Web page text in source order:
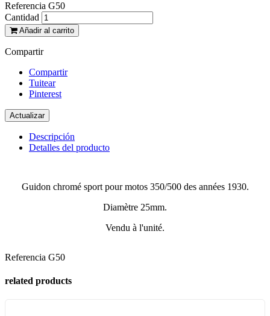
Referencia G50
Cantidad
Añadir al carrito
Compartir
Compartir
Tuitear
Pinterest
Descripción
Detalles del producto
Guidon chromé sport pour motos 350/500 des années 1930.
Diamètre 25mm.
Vendu à l'unité.
Referencia G50
related products